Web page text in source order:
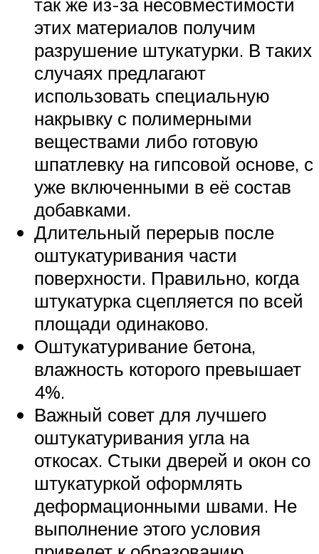
этих материалов получим
разрушение штукатурки. В таких
случаях предлагают
использовать специальную
накрывку с полимерными
веществами либо готовую
шпатлевку на гипсовой основе, с
уже включенными в её состав
добавками.
Длительный перерыв после
оштукатуривания части
поверхности. Правильно, когда
штукатурка сцепляется по всей
площади одинаково.
Оштукатуривание бетона,
влажность которого превышает
4%.
Важный совет для лучшего
оштукатуривания угла на
откосах. Стыки дверей и окон со
штукатуркой оформлять
деформационными швами. Не
выполнение этого условия